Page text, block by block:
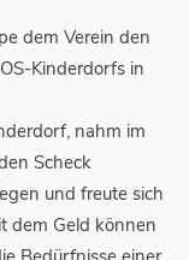
dem Verein den
Kinderdorfs in
nahm im
Scheck
und freute sich
dem Geld können